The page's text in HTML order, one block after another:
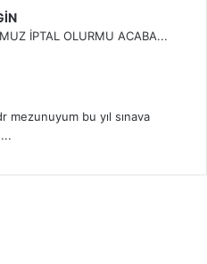
İPTAL OLURMU ACABA...
mezunuyum bu yıl sınava